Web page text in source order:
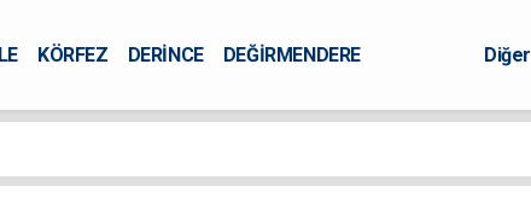
KÖRFEZ DERİNCE
DEĞİRMENDERE
Diğer